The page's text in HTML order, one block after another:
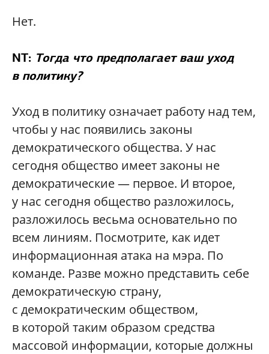
Нет.
NT: Тогда что предполагает ваш уход
в политику?
Уход в политику означает работу над тем,
чтобы у нас появились законы
демократического общества. У нас
сегодня общество имеет законы не
демократические — первое. И второе,
у нас сегодня общество разложилось,
разложилось весьма основательно по
всем линиям. Посмотрите, как идет
информационная атака на мэра. По
коман­де. Разве можно представить себе
демократическую страну,
с демократическим обществом,
в которой таким образом средства
массовой информации, которые должны